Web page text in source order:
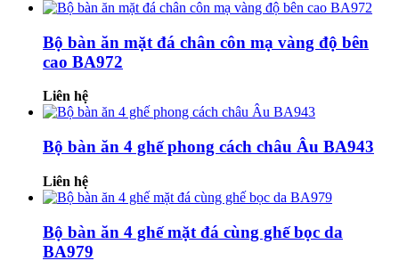
Bộ bàn ăn mặt đá chân côn mạ vàng độ bên
cao BA972
Liên hệ
Bộ bàn ăn 4 ghế phong cách châu Âu BA943
Liên hệ
Bộ bàn ăn 4 ghế mặt đá cùng ghế bọc da
BA979